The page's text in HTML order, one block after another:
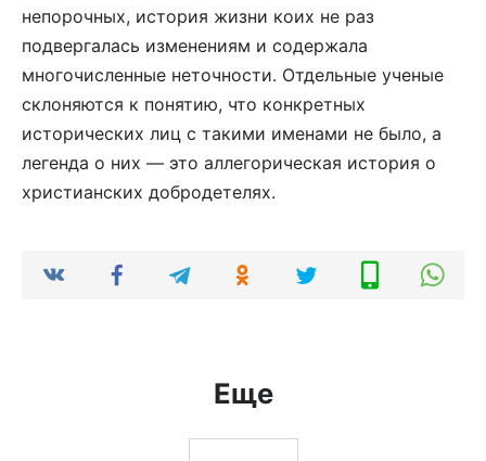
непорочных, история жизни коих не раз
подвергалась изменениям и содержала
многочисленные неточности. Отдельные ученые
склоняются к понятию, что конкретных
исторических лиц с такими именами не было, а
легенда о них — это аллегорическая история о
христианских добродетелях.
Еще